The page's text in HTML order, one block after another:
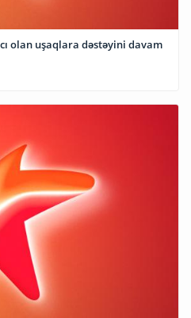
olan uşaqlara dəstəyini davam